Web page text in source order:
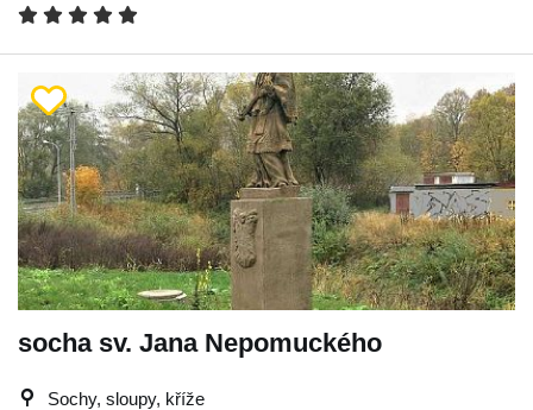
socha sv. Jana Nepomuckého
Sochy, sloupy, kříže